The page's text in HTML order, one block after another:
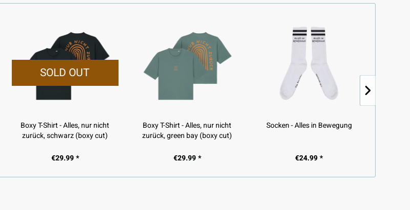
SOLD OUT
Boxy T-Shirt - Alles, nur nicht
zurück, schwarz (boxy cut)
€29.99 *
Boxy T-Shirt - Alles, nur nicht
zurück, green bay (boxy cut)
€29.99 *
Socken - Alles in Bewegung
€24.99 *